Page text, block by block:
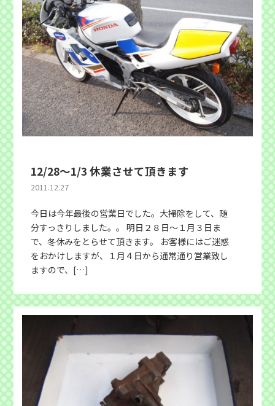
12/28〜1/3 休業させて頂きます
2011.12.27
今日は今年最後の営業日でした。大掃除をして、随
分すっきりしました。。 明日２８日〜１月３日ま
で、冬休みをとらせて頂きます。 お客様にはご迷惑
をおかけしますが、１月４日から通常通り営業致し
ますので、[…]